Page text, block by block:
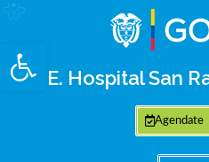
Abrir barra de herramientas
E.S.E. Hospital San
Agendate